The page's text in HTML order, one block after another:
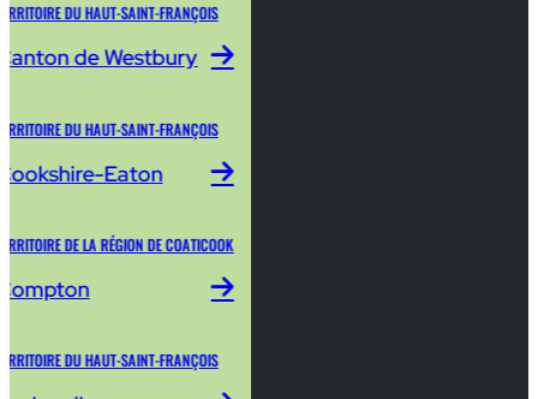
DU HAUT-SAINT-FRANÇOIS
de Westbury
DU HAUT-SAINT-FRANÇOIS
Eaton
DE LA RÉGION DE COATICOOK
DU HAUT-SAINT-FRANÇOIS